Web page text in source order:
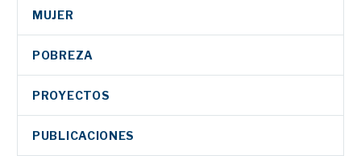
MUJER
POBREZA
PROYECTOS
PUBLICACIONES